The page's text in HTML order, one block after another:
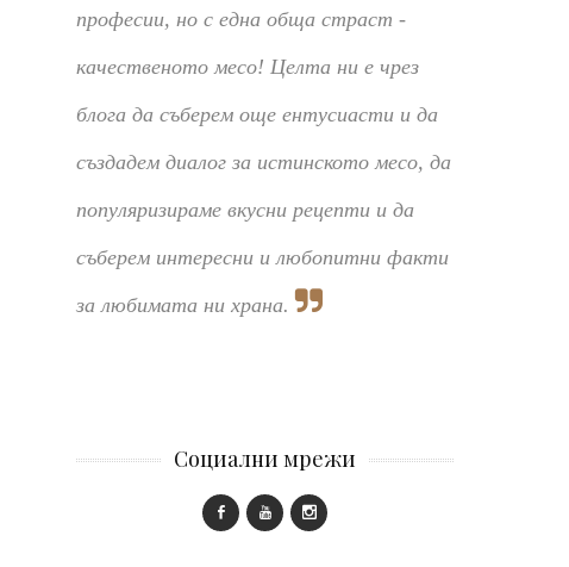
професии, но с една обща страст -
качественото месо! Целта ни е чрез
блога да съберем още ентусиасти и да
създадем диалог за истинското месо, да
популяризираме вкусни рецепти и да
съберем интересни и любопитни факти
за любимата ни храна.
Социални мрежи